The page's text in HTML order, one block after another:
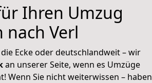
Ihren Umzug
Verl
Ecke oder deutschlandweit – wir
an unserer Seite, wenn es Umzüge
Wenn Sie nicht weiterwissen – haben